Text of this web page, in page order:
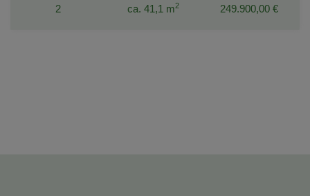
2
ca. 41,1 m2
249.900,00 €